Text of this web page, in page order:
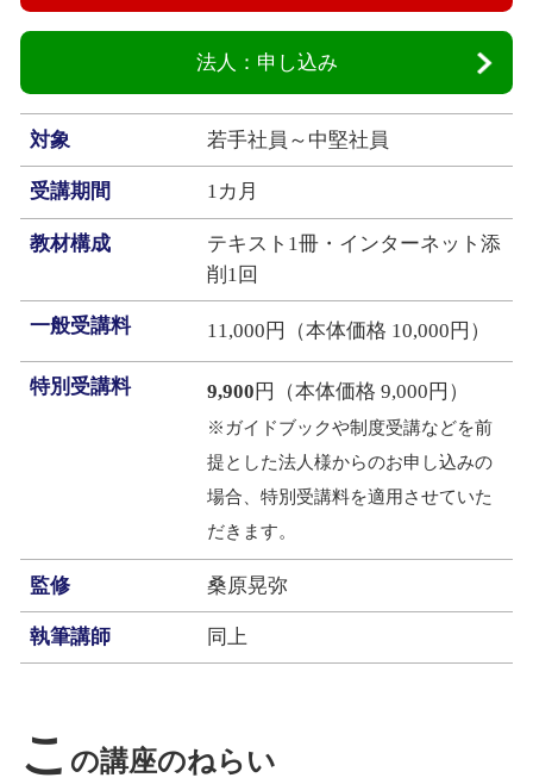
法人：申し込み
対象 若手社員～中堅社員
受講期間 1カ月
教材構成
テキスト1冊・インターネット添
削1回
一般受講料 11,000円（本体価格 10,000円）
特別受講料 9,900 円（本体価格 9,000円）
※ガイドブックや制度受講などを前
提とした法人様からのお申し込みの
場合、特別受講料を適用させていた
だきます。
監修 桑原晃弥
執筆講師 同上
こ の講座のねらい